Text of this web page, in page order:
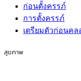
ก่อนตั้งครรภ์
การตั้งครรภ์
เตรียมตัวก่อนคล
สุขภาพ